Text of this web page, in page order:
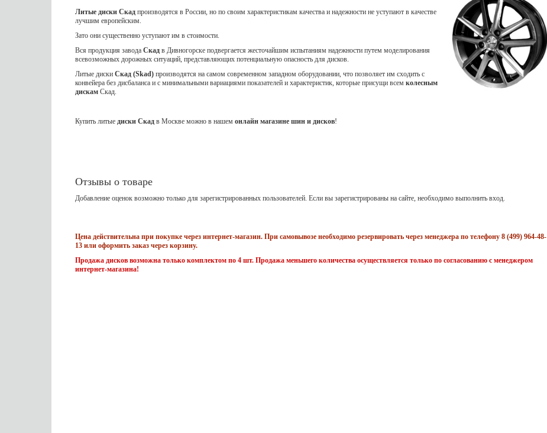
Литые диски Скад производятся в России, но по своим характеристикам качества и надежности не уступают в качестве
лучшим европейским.
Зато они существенно уступают им в стоимости.
Вся продукция завода Скад в Дивногорске подвергается жесточайшим испытаниям надежности путем моделирования
всевозможных дорожных ситуаций, представляющих потенциальную опасность для дисков.
Литые диски Скад (Skad) производятся на самом современном западном оборудовании, что позволяет им сходить с
конвейера без дисбаланса и с минимальными вариациями показателей и характеристик, которые присущи всем колесным
дискам Скад.
Купить литые диски Скад в Москве можно в нашем онлайн магазине шин и дисков!
Отзывы о товаре
Добавление оценок возможно только для зарегистрированных пользователей. Если вы зарегистрированы на сайте, необходимо выполнить вход.
Цена действительна при покупке через интернет-магазин. При самовывозе необходимо резервировать через менеджера по телефону 8 (499) 964-48-
13 или оформить заказ через корзину.
Продажа дисков возможна только комплектом по 4 шт. Продажа меньшего количества осуществляется только по согласованию с менеджером
интернет-магазина!